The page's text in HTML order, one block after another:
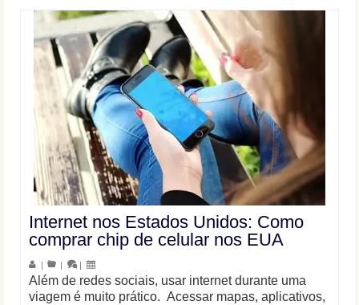
Internet nos Estados Unidos: Como
comprar chip de celular nos EUA
| | |
Além de redes sociais, usar internet durante uma
viagem é muito prático. Acessar mapas, aplicativos,